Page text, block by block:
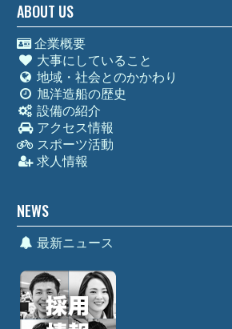
ABOUT US
企業概要
大事にしていること
地域・社会とのかかわり
旭洋造船の歴史
設備の紹介
アクセス情報
スポーツ活動
求人情報
NEWS
最新ニュース